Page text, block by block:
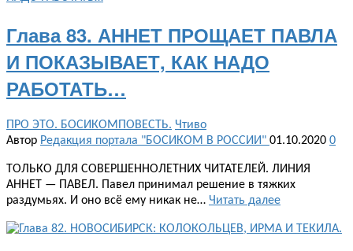
Глава 83. АННЕТ ПРОЩАЕТ ПАВЛА
И ПОКАЗЫВАЕТ, КАК НАДО
РАБОТАТЬ…
ПРО ЭТО. БОСИКОМПОВЕСТЬ. Чтиво
Автор Редакция портала "БОСИКОМ В РОССИИ" 01.10.2020 0
ТОЛЬКО ДЛЯ СОВЕРШЕННОЛЕТНИХ ЧИТАТЕЛЕЙ. ЛИНИЯ
АННЕТ — ПАВЕЛ. Павел принимал решение в тяжких
раздумьях. И оно всё ему никак не… Читать далее